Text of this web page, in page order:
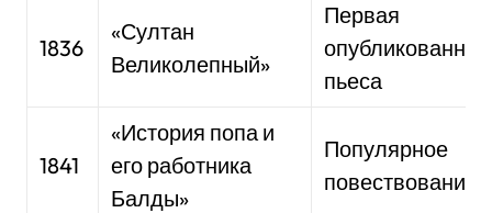
1836
«Султан
Великолепный»
Первая
опубликованная
пьеса
1841
«История попа и
его работника
Балды»
Популярное
повествование